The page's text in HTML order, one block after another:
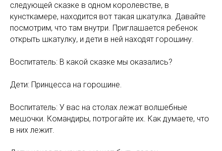
следующей сказке в одном королевстве, в
кунсткамере, находится вот такая шкатулка. Давайте
посмотрим, что там внутри. Приглашается ребенок
открыть шкатулку, и дети в ней находят горошину.
Воспитатель: В какой сказке мы оказались?
Дети: Принцесса на горошине.
Воспитатель: У вас на столах лежат волшебные
мешочки. Командиры, потрогайте их. Как думаете, что
в них лежит.